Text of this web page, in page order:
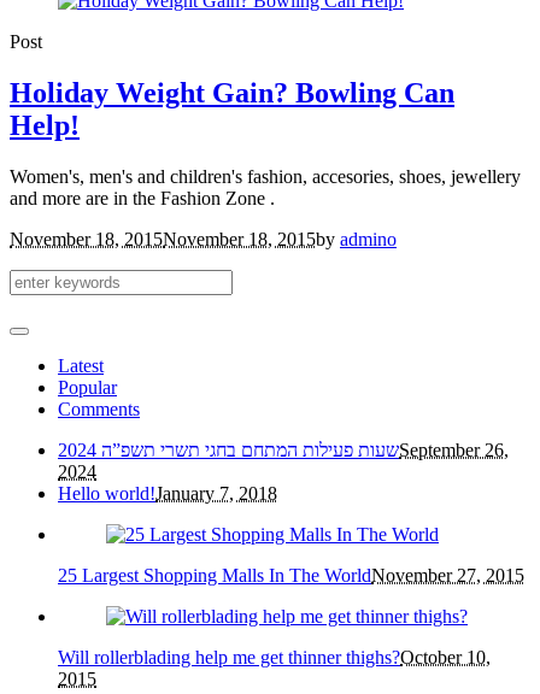
Post
Holiday Weight Gain? Bowling Can
Help!
Women's, men's and children's fashion, accesories, shoes, jewellery
and more are in the Fashion Zone .
November 18, 2015November 18, 2015by admino
Latest
Popular
Comments
שעות פעילות המתחם בחגי תשרי תשפ”ה 2024September 26,
2024
Hello world!January 7, 2018
25 Largest Shopping Malls In The WorldNovember 27, 2015
Will rollerblading help me get thinner thighs?October 10,
2015